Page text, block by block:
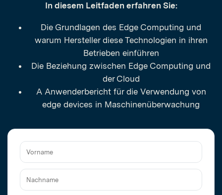
Vorname
In diesem Leitfaden erfahren Sie:
Die Grundlagen des Edge Computing und
warum Hersteller diese Technologien in ihren
Betrieben einführen
Die Beziehung zwischen Edge Computing und
der Cloud
A Anwenderbericht für die Verwendung von
edge devices in Maschinenüberwachung